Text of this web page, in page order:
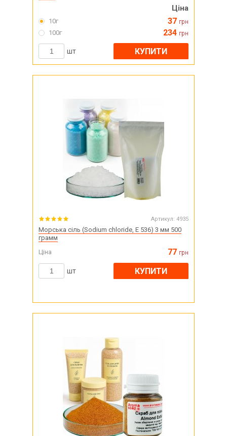
Ціна
10г 37 грн
100г 234 грн
шт КУПИТИ
Артикул: 4935
Морська сіль (Sodium chloride, Е 536) 3 мм 500
грамм
Ціна
77 грн
шт КУПИТИ